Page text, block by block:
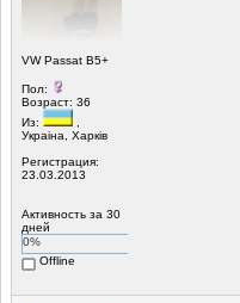
VW Passat B5+
Пол:
Возраст: 36
Из:
Украiна, Харкiв
Регистрация:
23.03.2013
Активность за 30
дней
0%
Offline